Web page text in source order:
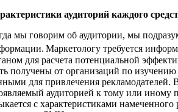
аудиторий каждого
мы говорим об аудитории, мы
Маркетологу требуется
для расчета потенциальной
получены от организаций по
для привлечения рекламодателей.
аудиторией к тому или иному
с характеристиками